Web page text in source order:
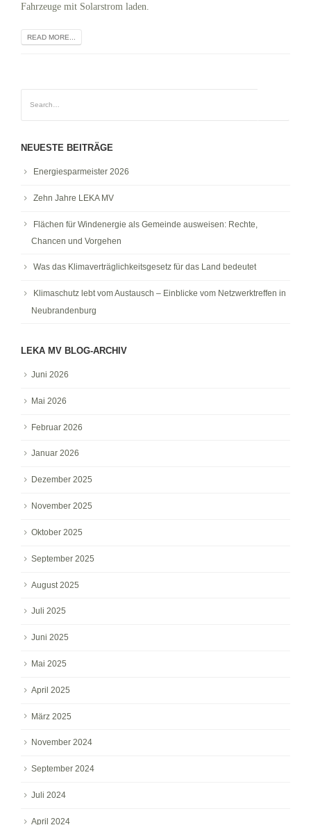
Fahrzeuge mit Solarstrom laden.
READ MORE...
NEUESTE BEITRÄGE
Energiesparmeister 2026
Zehn Jahre LEKA MV
Flächen für Windenergie als Gemeinde ausweisen: Rechte,
Chancen und Vorgehen
Was das Klimaverträglichkeitsgesetz für das Land bedeutet
Klimaschutz lebt vom Austausch – Einblicke vom Netzwerktreffen in
Neubrandenburg
LEKA MV BLOG-ARCHIV
Juni 2026
Mai 2026
Februar 2026
Januar 2026
Dezember 2025
November 2025
Oktober 2025
September 2025
August 2025
Juli 2025
Juni 2025
Mai 2025
April 2025
März 2025
November 2024
September 2024
Juli 2024
April 2024